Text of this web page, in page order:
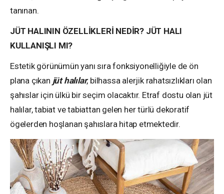
tanınan.
JÜT HALININ ÖZELLİKLERİ NEDİR? JÜT HALI
KULLANIŞLI MI?
Estetik görünümün yanı sıra fonksiyonelliğiyle de ön
plana çıkan jüt halılar, bilhassa alerjik rahatsızlıkları olan
şahıslar için ülkü bir seçim olacaktır. Etraf dostu olan jüt
halılar, tabiat ve tabiattan gelen her türlü dekoratif
ögelerden hoşlanan şahıslara hitap etmektedir.